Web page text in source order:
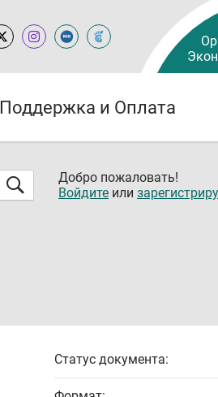
Поддержка и Оплата
Добро пожаловать!
Войдите или
Статус документа: